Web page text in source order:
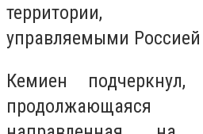
территории,
управляемыми
Кемиен подчеркнул,